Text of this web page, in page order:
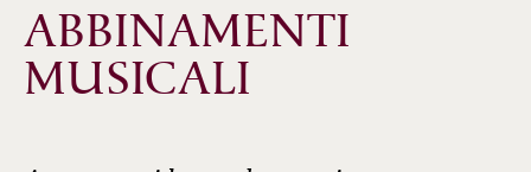
ABBINAMENTI
MUSICALI